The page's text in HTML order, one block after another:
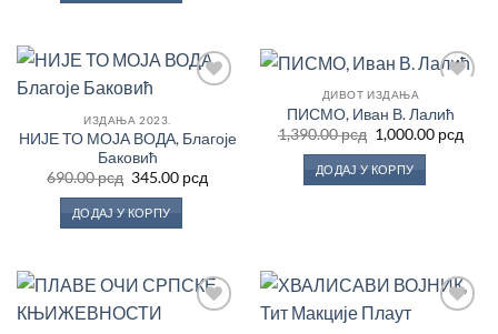
850.00 рсд.
Листу
жеља
ИЗДАЊА 2023.
НИЈЕ ТО МОЈА ВОДА, Благоје
Баковић
690.00рсд Оригинална
је
била:
690.00 рсд.
345.00 рсд
цена
ДОДАЈ У КОРПУ
у
Листу
жеља
ДИВОТ ИЗДАЊА
ПИСМО, Иван В. Лалић
1,390.00рсд Оригинална
цена
је
била:
1,390.00 рсд.
1,000.00 рсд
цена
ДОДАЈ У КОРПУ